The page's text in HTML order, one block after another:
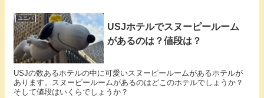
ユニバ
USJホテルでスヌーピールーム
があるのは？値段は？
USJの数あるホテルの中に可愛いスヌーピールームがあるホテルが
あります。スヌーピールームがあるのはどこのホテルでしょうか？
そして値段はいくらでしょうか？